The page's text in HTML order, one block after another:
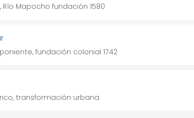
Mapocho fundación 1580
fundación colonial 1742
transformación urbana